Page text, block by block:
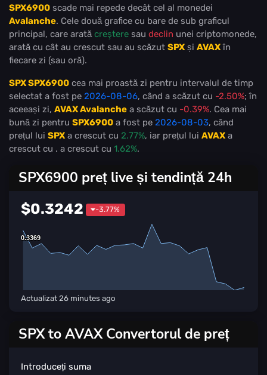
SPX6900 scade mai repede decât cel al monedei
Avalanche. Cele două grafice cu bare de sub graficul
principal, care aratăcreştere sau declin unei criptomonede,
arată cu cât au crescut sau au scăzut SPX și AVAXîn
fiecare zi (sau oră).
SPX SPX6900 cea mai proastă zi pentru intervalul de timp
selectat a fost pe 2026-08-06, când a scăzut cu -2.50%; în
aceeași zi, AVAX Avalanche a scăzut cu -0.39%. Cea mai
bună zi pentru SPX6900 a fost pe 2026-08-03, când
prețul lui SPX a crescut cu 2.77%, iar prețul lui AVAX a
crescut cu . a crescut cu 1.62%.
SPX6900 preț live și tendință 24h
$0.3242 -3.77%
0.3369
0.3369
Actualizat 26 minutes ago
SPX to AVAX Convertorul de preț
Introduceți suma